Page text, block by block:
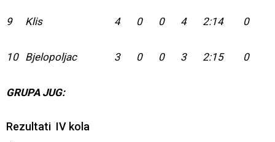
9 Klis 4 0 0 4 2:14 0
10 Bjelopoljac 3 0 0 3 2:15 0
GRUPA JUG:
Rezultati IV kola